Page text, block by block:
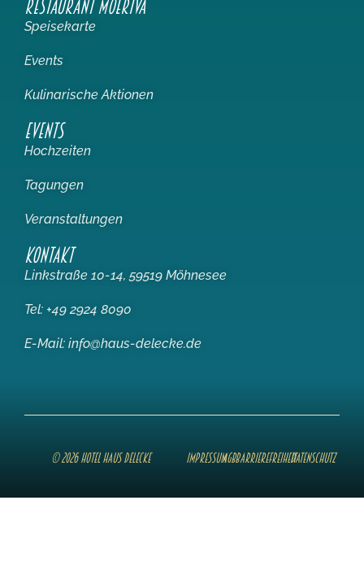
RESTAURANT MOERIVA
Speisekarte
Events
Kulinarische Aktionen
EVENTS
Hochzeiten
Tagungen
Veranstaltungen
KONTAKT
Linkstraße 10-14, 59519 Möhnesee
Tel: +49 2924 8090
E-Mail: info@haus-delecke.de
© 2026 Hotel Haus Delecke ImpressumAGBBarrierefreiheitDatenschutz